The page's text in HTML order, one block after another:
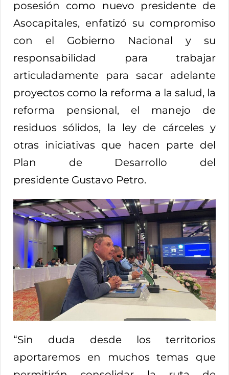
posesión como nuevo presidente de
Asocapitales, enfatizó su compromiso
con el Gobierno Nacional y su
responsabilidad para trabajar
articuladamente para sacar adelante
proyectos como la reforma a la salud, la
reforma pensional, el manejo de
residuos sólidos, la ley de cárceles y
otras iniciativas que hacen parte del
Plan de Desarrollo del
presidente Gustavo Petro.
“Sin duda desde los territorios
aportaremos en muchos temas que